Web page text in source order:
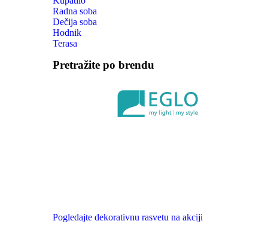
Radna soba
Dečija soba
Hodnik
Terasa
Pretražite po brendu
Pogledajte dekorativnu rasvetu na akciji